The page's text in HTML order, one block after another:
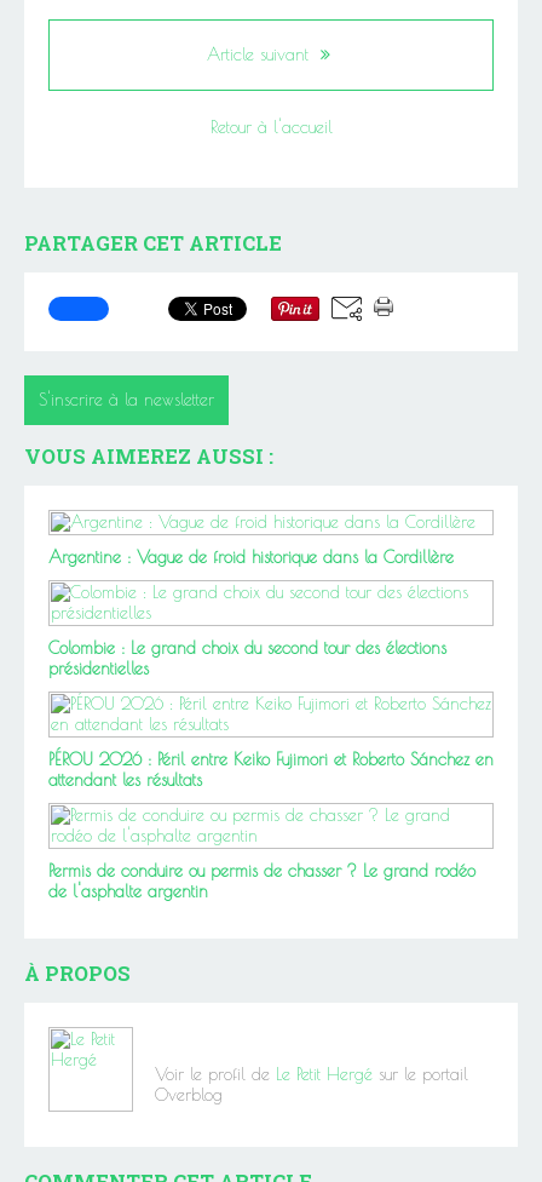
Article suivant
Retour à l'accueil
PARTAGER CET ARTICLE
S'inscrire à la newsletter
VOUS AIMEREZ AUSSI :
Argentine : Vague de froid historique dans la Cordillère
Colombie : Le grand choix du second tour des élections
présidentielles
PÉROU 2026 : Péril entre Keiko Fujimori et Roberto Sánchez en
attendant les résultats
Permis de conduire ou permis de chasser ? Le grand rodéo
de l'asphalte argentin
À PROPOS
Voir le profil de Le Petit Hergé sur le portail
Overblog